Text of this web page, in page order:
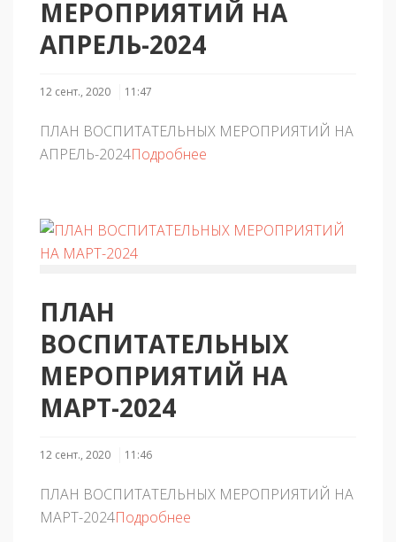
МЕРОПРИЯТИЙ НА
АПРЕЛЬ-2024
12 сент., 2020 11:47
ПЛАН ВОСПИТАТЕЛЬНЫХ МЕРОПРИЯТИЙ НА
АПРЕЛЬ-2024Подробнее
ПЛАН
ВОСПИТАТЕЛЬНЫХ
МЕРОПРИЯТИЙ НА
МАРТ-2024
12 сент., 2020 11:46
ПЛАН ВОСПИТАТЕЛЬНЫХ МЕРОПРИЯТИЙ НА
МАРТ-2024Подробнее